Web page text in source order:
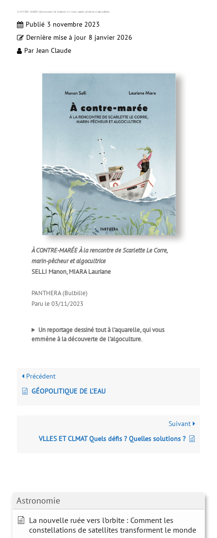
Astronomie
La nouvelle ruée vers l’orbite : Comment les
constellations de satellites transforment le monde
À CONTRE-MARÉE À la rencontre de Scarlette Le Corre, marin-pêcheur et algocultrice
Publié 3 novembre 2023
Dernière mise à jour 8 janvier 2026
Par Jean Claude
À CONTRE-MARÉE À la rencontre de Scarlette Le Corre,
marin-pêcheur et algocultrice
SELLI Manon, MIARA Lauriane
PANTHERA (Bulbille)
Paru le 03/11/2023
Un reportage dessiné tout à l’aquarelle, qui vous
emmène à la découverte de l’algoculture.
Précédent
GÉOPOLITIQUE DE L’EAU
Suivant
VLLES ET CLMAT Quels défis ? Quelles solutions ?